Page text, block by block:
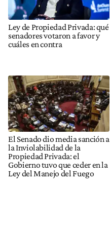
Ley de Propiedad Privada: qué
senadores votaron a favor y
cuáles en contra
El Senado dio media sanción a
la Inviolabilidad de la
Propiedad Privada: el
Gobierno tuvo que ceder en la
Ley del Manejo del Fuego